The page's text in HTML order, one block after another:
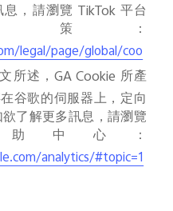
，請瀏覽 TikTok 平台
策：
legal/page/global/coo
所述，GA Cookie 所產
谷歌的伺服器上，定向
了解更多訊息，請瀏覽
中心：
analytics/#topic=1